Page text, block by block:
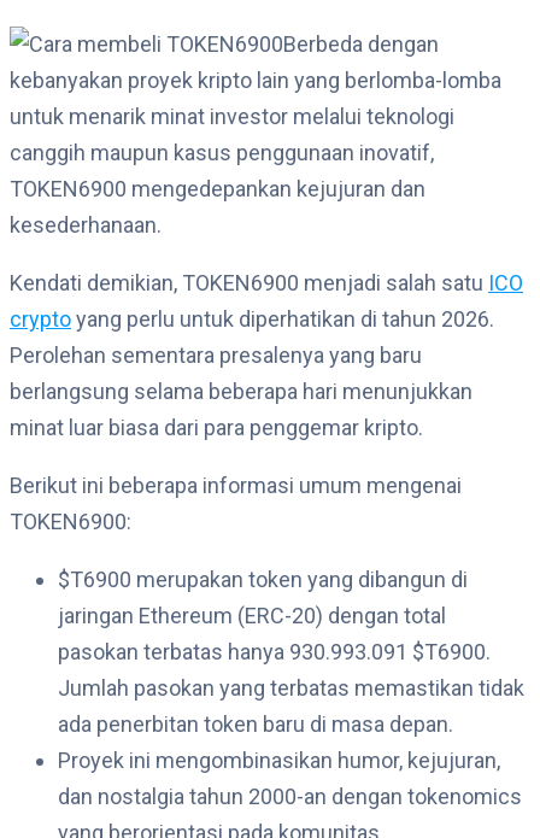
Berbeda dengan
kebanyakan proyek kripto lain yang berlomba-lomba
untuk menarik minat investor melalui teknologi
canggih maupun kasus penggunaan inovatif,
TOKEN6900 mengedepankan kejujuran dan
kesederhanaan.
Kendati demikian, TOKEN6900 menjadi salah satu ICO
cryptoyang perlu untuk diperhatikan di tahun 2026.
Perolehan sementara presalenya yang baru
berlangsung selama beberapa hari menunjukkan
minat luar biasa dari para penggemar kripto.
Berikut ini beberapa informasi umum mengenai
TOKEN6900:
$T6900 merupakan token yang dibangun di
jaringan Ethereum (ERC-20) dengan total
pasokan terbatas hanya 930.993.091 $T6900.
Jumlah pasokan yang terbatas memastikan tidak
ada penerbitan token baru di masa depan.
Proyek ini mengombinasikan humor, kejujuran,
dan nostalgia tahun 2000-an dengan tokenomics
yang berorientasi pada komunitas.